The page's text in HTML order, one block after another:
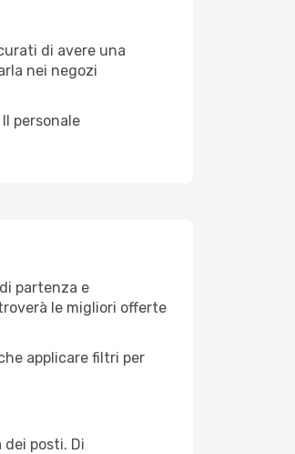
di avere una
nei negozi
personale
partenza e
le migliori offerte
applicare filtri per
posti. Di